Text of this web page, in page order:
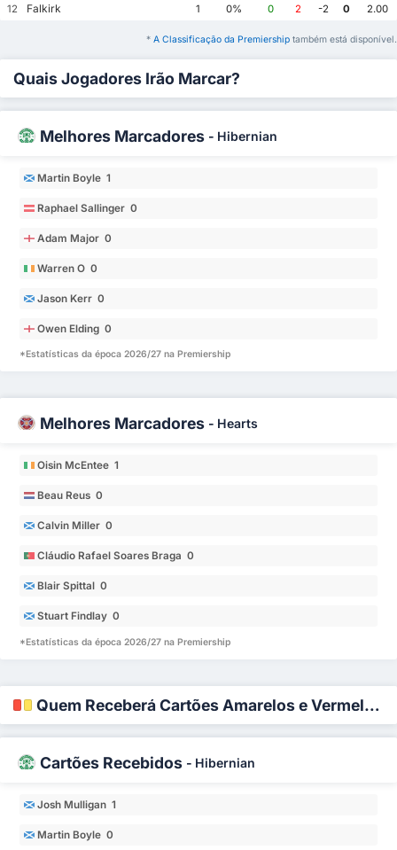
12
Falkirk 1 0% 0 2 -2 0 2.00
* A Classificação da Premiership também está disponível.
Quais Jogadores Irão Marcar?
Melhores Marcadores - Hibernian
Martin Boyle 1
Raphael Sallinger 0
Adam Major 0
Warren O 0
Jason Kerr 0
Owen Elding 0
*Estatísticas da época 2026/27 na Premiership
Melhores Marcadores - Hearts
Oisin McEntee 1
Beau Reus 0
Calvin Miller 0
Cláudio Rafael Soares Braga 0
Blair Spittal 0
Stuart Findlay 0
*Estatísticas da época 2026/27 na Premiership
Quem Receberá Cartões Amarelos e Vermelhos?
Cartões Recebidos - Hibernian
Josh Mulligan 1
Martin Boyle 0